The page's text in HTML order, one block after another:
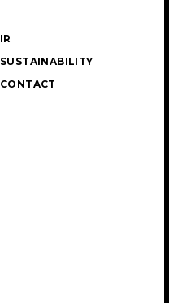
IR
SUSTAINABILITY
CONTACT